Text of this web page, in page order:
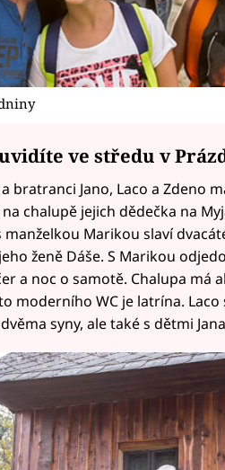
ve středu v
bratranci Jano, Laco a Zdeno
chalupě jejich dědečka na
manželkou Marikou slaví
ženě Dáše. S Marikou
a noc o samotě. Chalupa má
moderního WC je latrína.
syny, ale také s dětmi